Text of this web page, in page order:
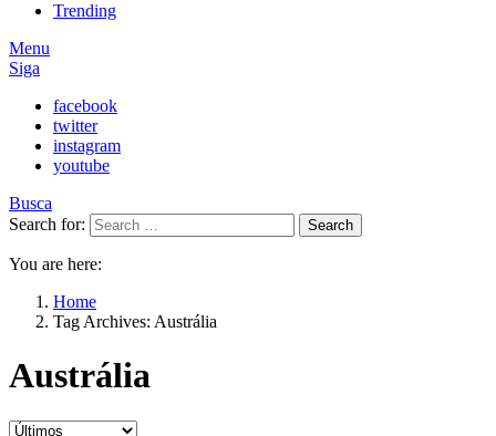
Trending
Menu
Siga
facebook
twitter
instagram
youtube
Busca
Search for:
Search
You are here:
Home
Tag Archives: Austrália
Austrália